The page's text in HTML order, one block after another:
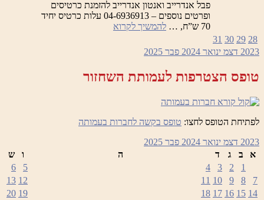
פבל אנדרייב ואנטון אנדרייב להזמנת כרטיסים
ופרטים נוספים – 04-6936913 עלות כרטיס יחיד
70 ש”ח, …
להמשיך לקרוא
ערב
28
29
30
31
2023 דצמ ינואר 2024 פבר 2025
טופס הצטרפות לעמותת השחזור
לפתיחת הטופס לחצו: טופס בקשה לחברות בעמותה
2023 דצמ ינואר 2024 פבר 2025
א
ב ג ד ה ו
ש
1
2
3
4
5
6
7
8
9
10
11
12
13
14
15
16
17
18
19
20